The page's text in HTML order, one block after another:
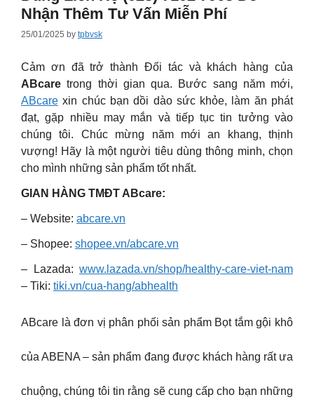
Nhận Thêm Tư Vấn Miễn Phí
25/01/2025 by tpbvsk
Cảm ơn đã trở thành Đối tác và khách hàng của
ABcare trong thời gian qua. Bước sang năm mới,
ABcare xin chúc bạn dồi dào sức khỏe, làm ăn phát
đạt, gặp nhiều may mắn và tiếp tục tin tưởng vào
chúng tôi. Chúc mừng năm mới an khang, thịnh
vượng! Hãy là một người tiêu dùng thông minh, chọn
cho mình những sản phẩm tốt nhất.
GIAN HÀNG TMĐT ABcare:
– Website: abcare.vn
– Shopee: shopee.vn/abcare.vn
– Lazada: www.lazada.vn/shop/healthy-care-viet-nam
– Tiki: tiki.vn/cua-hang/abhealth
ABcare là đơn vị phân phối sản phẩm Bọt tắm gội khô
của ABENA – sản phẩm đang được khách hàng rất ưa
chuộng, chúng tôi tin rằng sẽ cung cấp cho bạn những